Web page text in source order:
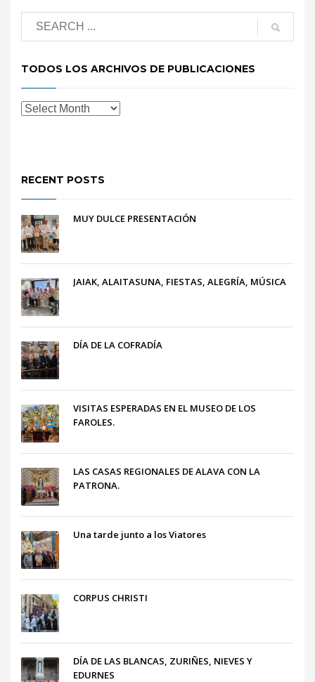
TODOS LOS ARCHIVOS DE PUBLICACIONES
RECENT POSTS
MUY DULCE PRESENTACIÓN
JAIAK, ALAITASUNA, FIESTAS, ALEGRÍA, MÚSICA
DÍA DE LA COFRADÍA
VISITAS ESPERADAS EN EL MUSEO DE LOS
FAROLES.
LAS CASAS REGIONALES DE ALAVA CON LA
PATRONA.
Una tarde junto a los Viatores
CORPUS CHRISTI
DÍA DE LAS BLANCAS, ZURIÑES, NIEVES Y
EDURNES